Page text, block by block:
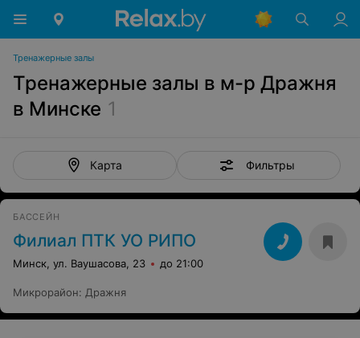
Тренажерные залы
Тренажерные залы в м-р Дражня
в Минске 1
Карта Фильтры
БАССЕЙН
Филиал ПТК УО РИПО
Минск, ул. Ваушасова, 23 до 21:00
Микрорайон: Дражня